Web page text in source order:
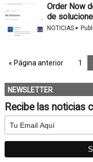
Order Now
de
NOTICIAS ·
« Página anterior 1
NEWSLETTER
Recibe las noticias